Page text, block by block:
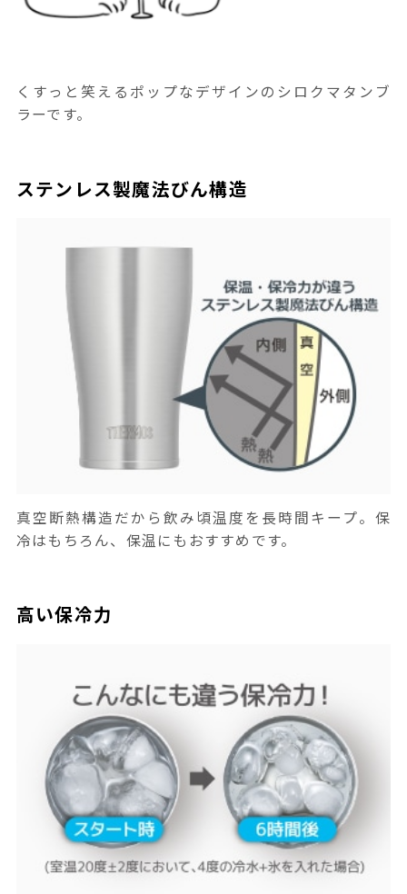
くすっと笑えるポップなデザインのシロクマタンブ
ラーです。
ステンレス製魔法びん構造
真空断熱構造だから飲み頃温度を長時間キープ。保
冷はもちろん、保温にもおすすめです。
高い保冷力